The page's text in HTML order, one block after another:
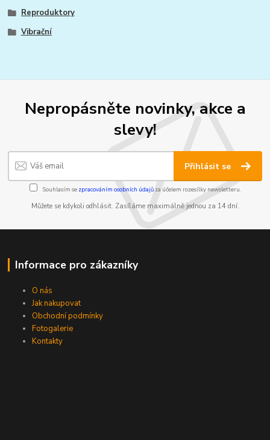
Reproduktory
Vibrační
Nepropásněte novinky, akce a
slevy!
Přihlásit se
Souhlasím se zpracováním osobních údajůza účelem rozesílky newsletteru.
Můžete se kdykoli odhlásit. Zasíláme maximálně jednou za 14 dní.
Informace pro zákazníky
O nás
Jak nakupovat
Obchodní podmínky
Fotogalerie
Kontakty